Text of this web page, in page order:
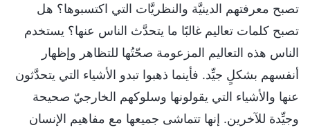
تصبح معرفتهم الدينيَّة والنظريَّات التي اكتسبوها؟ هل
تصبح كلمات تعاليم غالبًا ما يتحدَّث الناس عنها؟ يستخدم
الناس هذه التعاليم المزعومة صحّتُها للتظاهر وإظهار
أنفسهم بشكلٍ جيِّد. فأينما ذهبوا تبدو الأشياء التي يتحدَّثون
عنها والأشياء التي يقولونها وسلوكهم الخارجيّ صحيحة
وجيِّدة للآخرين. إنها تتماشى جميعها مع مفاهيم الإنسان